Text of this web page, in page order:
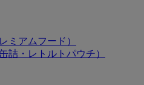
ミアムフード）
詰・レトルトパウチ）